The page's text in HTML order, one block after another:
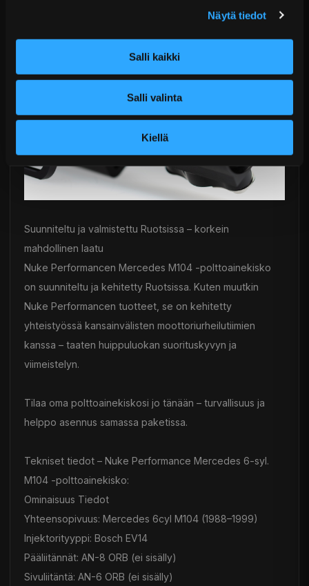
Näytä tiedot
Salli kaikki
Salli valinta
Kiellä
yhteydessä tai järjestelmäpaineen jäädessä
Suunniteltu ja valmistettu Ruotsissa – korkein
mahdollinen laatu
Nuke Performancen Mercedes M104 -polttoainekisko
on suunniteltu ja kehitetty Ruotsissa. Kuten muutkin
Nuke Performancen tuotteet, se on kehitetty
yhteistyössä kansainvälisten moottoriurheilutiimien
kanssa – taaten huippuluokan suorituskyvyn ja
viimeistelyn.
Tilaa oma polttoainekiskosi jo tänään – turvallisuus ja
helppo asennus samassa paketissa.
Tekniset tiedot – Nuke Performance Mercedes 6-syl.
M104 -polttoainekisko:
Ominaisuus Tiedot
Yhteensopivuus: Mercedes 6cyl M104 (1988–1999)
Injektorityyppi: Bosch EV14
Pääliitännät: AN-8 ORB (ei sisälly)
Sivuliitäntä: AN-6 ORB (ei sisälly)